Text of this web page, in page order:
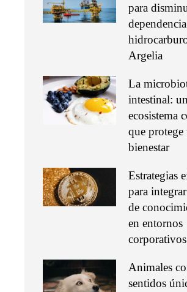
para
Argelia
La
intestinal: un
ecosistema
que protege
bienestar
Estrategias
para
de
en entornos
corporativos
Animales
sentidos